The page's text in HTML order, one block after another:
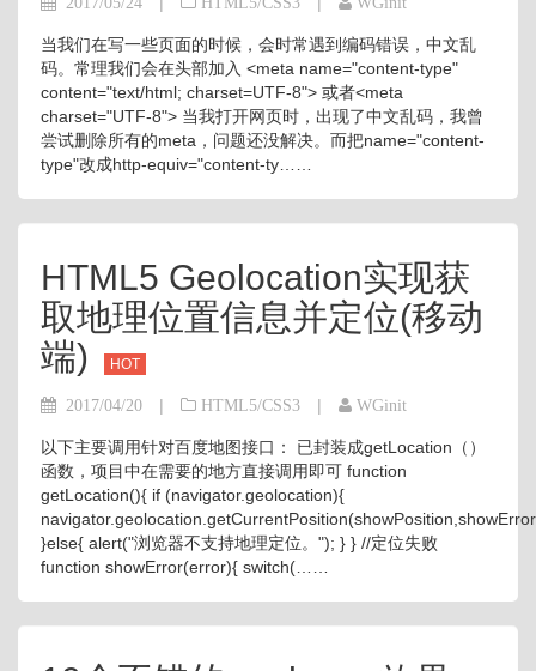
当我们在写一些页面的时候，会时常遇到编码错误，中文乱
码。常理我们会在头部加入 <meta name="content-type"
content="text/html; charset=UTF-8"> 或者<meta
charset="UTF-8"> 当我打开网页时，出现了中文乱码，我曾
尝试删除所有的meta，问题还没解决。而把name="content-
type"改成http-equiv="content-ty……
HTML5 Geolocation实现获
取地理位置信息并定位(移动
端)
HOT
2017/04/20 | HTML5/CSS3 | WGinit
以下主要调用针对百度地图接口： 已封装成getLocation（）
函数，项目中在需要的地方直接调用即可 function
getLocation(){ if (navigator.geolocation){
}else{ alert("浏览器不支持地理定位。"); } } //定位失败
function showError(error){ switch(……